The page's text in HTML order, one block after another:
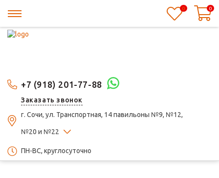
+7 (918) 201-77-88
Заказать звонок
г. Сочи, ул. Транспортная, 14 павильоны №9, №12,
№20 и №22
ПН-ВС, круглосуточно
0 0